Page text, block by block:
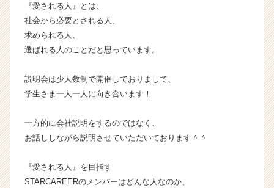
成
企
か
ら
ウ
ト
届
く
『愛される人』とは、
社会から必要とされる人、
求められる人、
選ばれる人のことだと思っています。
説明会は少人数制で開催しておりまして、
学生さま一人一人に向き合います！
一方的に会社説明をするのではなく、
お話ししながら説明させていただいております＾＾
『愛される人』を目指す
STARCAREERのメンバーはどんな人なのか、